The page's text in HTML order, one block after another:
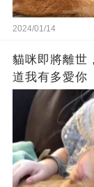
2024/01/14
貓咪即將離世
道我有多愛你